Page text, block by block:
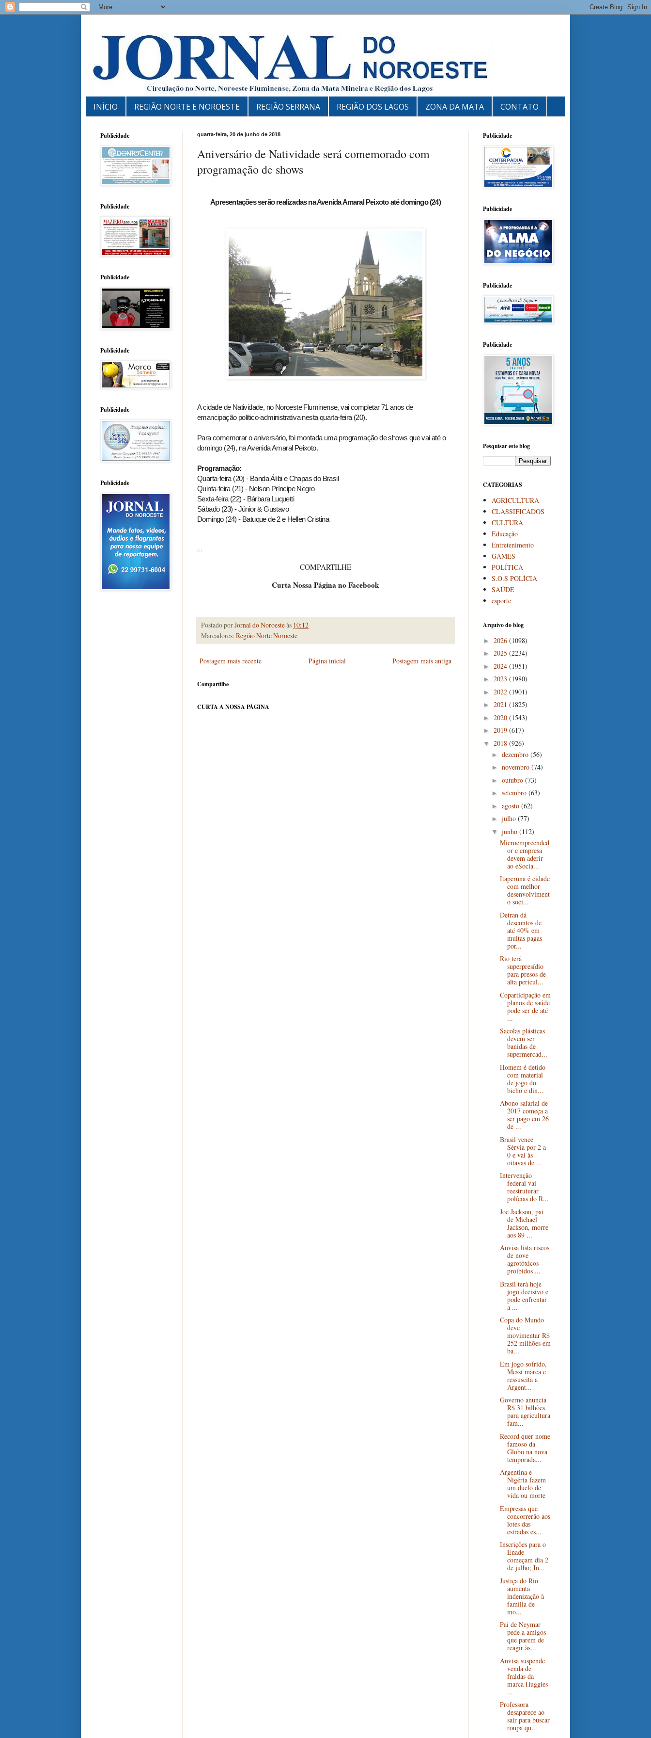
INÍCIO REGIÃO NORTE E NOROESTE REGIÃO SERRANA REGIÃO DOS LAGOS ZONA DA MATA CONTATO
quarta-feira, 20 de junho de 2018
Aniversário de Natividade será comemorado com
programação de shows
Apresentações serão realizadas na Avenida Amaral Peixoto até domingo (24)
A cidade de Natividade, no Noroeste Fluminense, vai completar 71 anos de
emancipação político-administrativa nesta quarta-feira (20).
Para comemorar o aniversário, foi montada uma programação de shows que vai até o
domingo (24), na Avenida Amaral Peixoto.
Programação:
Quarta-feira (20) - Banda Álibi e Chapas do Brasil
Quinta-feira (21) - Nelson Príncipe Negro
Sexta-feira (22) - Bárbara Luquetti
Sábado (23) - Júnior & Gustavo
Domingo (24) - Batuque de 2 e Hellen Cristina
G1
COMPARTILHE
Curta Nossa Página no Facebook
Postado porJornal do Noroesteàs 10:12
Marcadores: Região Norte Noroeste
Postagem mais recente Postagem mais antiga
Página inicial
Compartilhe
CURTA A NOSSA PÁGINA
Publicidade
Publicidade
Publicidade
Publicidade
Publicidade
Publicidade
Publicidade
Publicidade
Publicidade
Publicidade
Pesquisar este blog
CATEGORIAS
AGRICULTURA
CLASSIFICADOS
CULTURA
Educação
Entretenimento
GAMES
POLÍTICA
S.O.S POLÍCIA
SAÚDE
esporte
Arquivo do blog
► 2026 (1098)
► 2025 (2234)
► 2024 (1951)
► 2023 (1980)
► 2022 (1901)
► 2021 (1825)
► 2020 (1543)
► 2019 (617)
▼ 2018 (926)
► dezembro (56)
► novembro (74)
► outubro (73)
► setembro (63)
► agosto (62)
► julho (77)
▼ junho (112)
Microempreended
or e empresa
devem aderir
ao eSocia...
Itaperuna é cidade
com melhor
desenvolviment
o soci...
Detran dá
descontos de
até 40% em
multas pagas
por...
Rio terá
superpresídio
para presos de
alta pericul...
Coparticipação em
planos de saúde
pode ser de até
...
Sacolas plásticas
devem ser
banidas de
supermercad...
Homem é detido
com material
de jogo do
bicho e din...
Abono salarial de
2017 começa a
ser pago em 26
de ...
Brasil vence
Sérvia por 2 a
0 e vai às
oitavas de ...
Intervenção
federal vai
reestruturar
polícias do R...
Joe Jackson, pai
de Michael
Jackson, morre
aos 89 ...
Anvisa lista riscos
de nove
agrotóxicos
proibidos ...
Brasil terá hoje
jogo decisivo e
pode enfrentar
a ...
Copa do Mundo
deve
movimentar R$
252 milhões em
ba...
Em jogo sofrido,
Messi marca e
ressuscita a
Argent...
Governo anuncia
R$ 31 bilhões
para agricultura
fam...
Record quer nome
famoso da
Globo na nova
temporada...
Argentina e
Nigéria fazem
um duelo de
vida ou morte
Empresas que
concorrerão aos
lotes das
estradas es...
Inscrições para o
Enade
começam dia 2
de julho; In...
Justiça do Rio
aumenta
indenização à
família de
mo...
Pai de Neymar
pede a amigos
que parem de
reagir às...
Anvisa suspende
venda de
fraldas da
marca Huggies
...
Professora
desaparece ao
sair para buscar
roupa qu...